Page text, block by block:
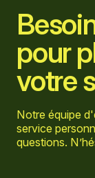
pour
votre
Notre équipe
service
questions.